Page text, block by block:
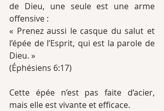
de Dieu, une seule est une arme
offensive :
« Prenez aussi le casque du salut et
l’épée de l’Esprit, qui est la parole de
Dieu. »
(Éphésiens 6:17)
Cette épée n’est pas faite d’acier,
mais elle est vivante et efficace.